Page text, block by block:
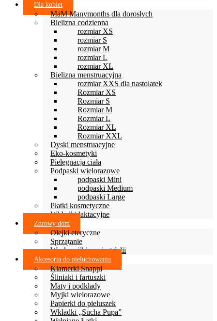
Dla kobiet
MaM Manymonths dla dorosłych
Bielizna codzienna
rozmiar XS
rozmiar S
rozmiar M
rozmiar L
rozmiar XL
Bielizna menstruacyjna
rozmiar XXS dla nastolatek
Rozmiar XS
Rozmiar S
Rozmiar M
Rozmiar L
Rozmiar XL
Rozmiar XXL
Dyski menstruacyjne
Eko-kosmetyki
Pielęgnacja ciała
Podpaski wielorazowe
podpaski Mini
podpaski Medium
podpaski Large
Płatki kosmetyczne
Wkładki laktacyjne
Zdrowy dom
Olejki eteryczne
Sprzątanie
Woskowijki zamiast folii
Akcesoria do pieluchowania
Klamerki Snappi
Śliniaki i fartuszki
Maty i podkłady
Myjki wielorazowe
Papierki do pieluszek
Wkładki „Sucha Pupa”